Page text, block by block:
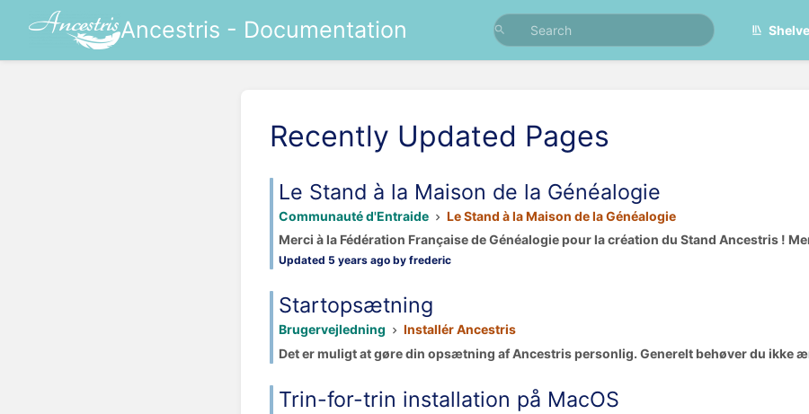
Ancestris - Documentation
Recently Updated Pages
Le Stand à la Maison de la Généalogie
Communauté d'Entraide
Le Stand à la Maison de la Généalogie
Merci à la Fédération Française de Généalogie pour la création du Stand Ancestris !
Updated 5 years ago by frederic
Startopsætning
Brugervejledning
Installér Ancestris
Det er muligt at gøre din opsætning af Ancestris personlig. Generelt behøver du ikke
Trin-for-trin installation på MacOS